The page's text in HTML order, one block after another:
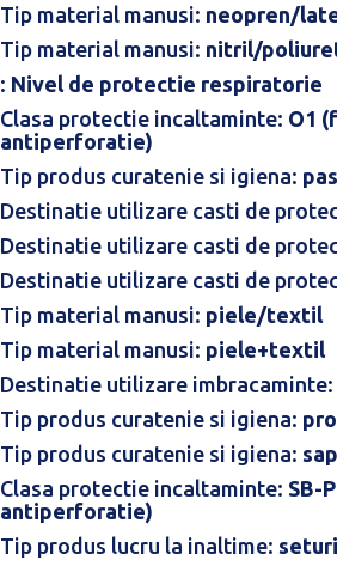
Tip material manusi: neopren/
Tip material manusi: nitril/
: Nivel de protectie respiratorie
Clasa protectie incaltaminte: O1
antiperforatie)
Tip produs curatenie si igiena:
Destinatie utilizare casti de
Destinatie utilizare casti de
Destinatie utilizare casti de
Tip material manusi: piele/textil
Tip material manusi: piele+textil
Destinatie utilizare imbracaminte:
Tip produs curatenie si igiena:
Tip produs curatenie si igiena:
Clasa protectie incaltaminte: SB-
antiperforatie)
Tip produs lucru la inaltime: seturi